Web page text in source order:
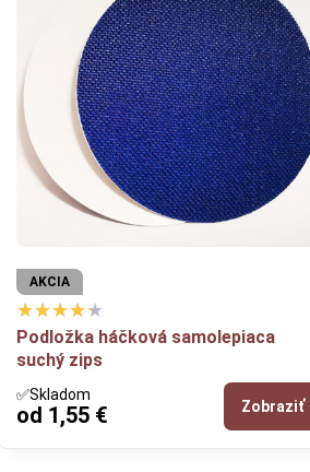
AKCIA
Podložka háčková samolepiaca
suchý zips
✅Skladom
od 1,55 € Zobraziť